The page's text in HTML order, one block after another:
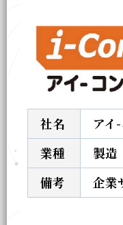
社名
アイ
業種
製造
備考
企業